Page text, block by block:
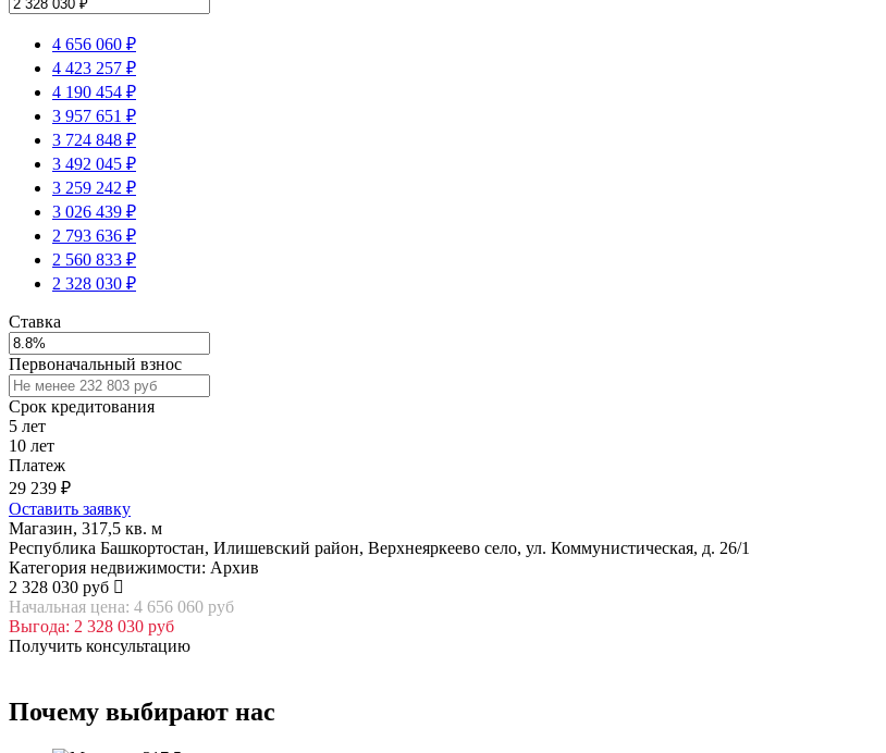
4 656 060 ₽
4 423 257 ₽
4 190 454 ₽
3 957 651 ₽
3 724 848 ₽
3 492 045 ₽
3 259 242 ₽
3 026 439 ₽
2 793 636 ₽
2 560 833 ₽
2 328 030 ₽
Ставка
Первоначальный взнос
Срок кредитования
5 лет
10 лет
Платеж
29 239 ₽
Оставить заявку
Магазин, 317,5 кв. м
Республика Башкортостан, Илишевский район, Верхнеяркеево село, ул. Коммунистическая, д. 26/1
Категория недвижимости: Архив
2 328 030 руб
Начальная цена: 4 656 060 руб
Выгода: 2 328 030 руб
Получить консультацию
Почему выбирают нас